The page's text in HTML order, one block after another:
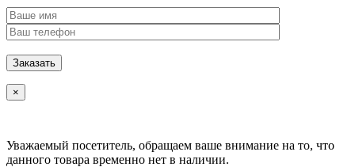
×
Уважаемый посетитель, обращаем ваше внимание на то, что
данного товара временно нет в наличии.